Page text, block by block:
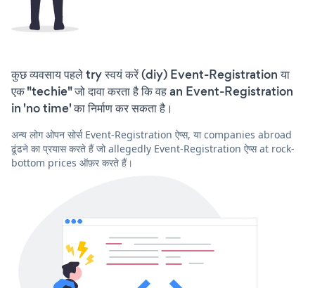
कुछ व्यवसाय पहले try स्वयं करें (diy) Event-Registration या
एक "techie" जो दावा करता है कि वह an Event-Registration
in 'no time' का निर्माण कर सकता है।
अन्य लोग ओपन सोर्स Event-Registration ऐप्स, या companies abroad
ढूंढने का प्रयास करते हैं जो allegedly Event-Registration ऐप्स at rock-
bottom prices ऑफ़र करते हैं।